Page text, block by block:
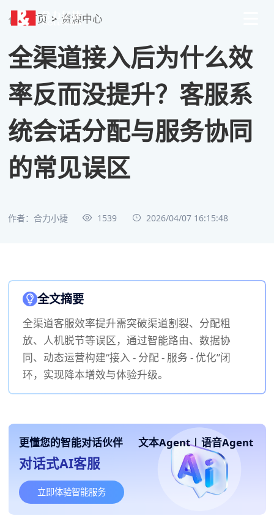
首页 > 资源中心
全渠道接入后为什么效
率反而没提升？客服系
统会话分配与服务协同
的常见误区
作者：合力小捷 1539 2026/04/07 16:15:48
全文摘要
全渠道客服效率提升需突破渠道割裂、分配粗
放、人机脱节等误区，通过智能路由、数据协
同、动态运营构建“接入 - 分配 - 服务 - 优化”闭
环，实现降本增效与体验升级。
更懂您的智能对话伙伴 文本Agent | 语音Agent
对话式AI客服
立即体验智能服务